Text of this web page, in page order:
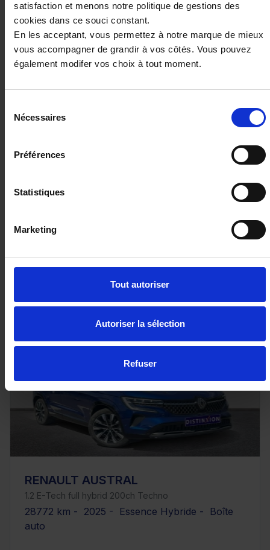
satisfaction et menons notre politique de gestions des
cookies dans ce souci constant.
En les acceptant, vous permettez à notre marque de mieux
vous accompagner de grandir à vos côtés. Vous pouvez
également modifer vos choix à tout moment.
Nécessaires
Préférences
Statistiques
Marketing
Tout autoriser
Autoriser la sélection
Refuser
10964 km - 2026 - Essence - Boîte manuelle
37 990€
624.95 €/mois
RENAULT AUSTRAL
1.2 E-Tech full hybrid 200ch Techno
28772 km - 2025 - Essence Hybride - Boîte
auto